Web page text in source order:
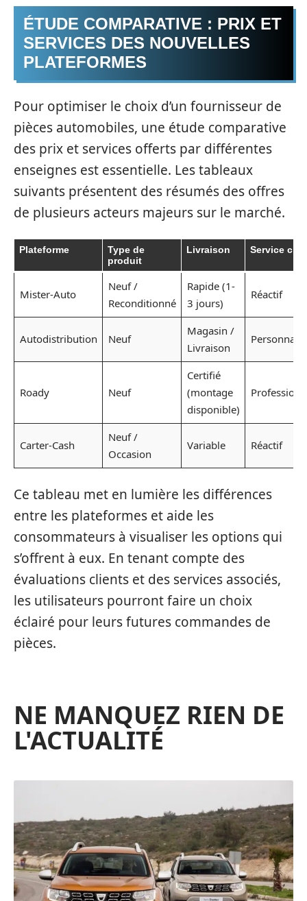
ÉTUDE COMPARATIVE : PRIX ET
SERVICES DES NOUVELLES
PLATEFORMES
Pour optimiser le choix d’un fournisseur de
pièces automobiles, une étude comparative
des prix et services offerts par différentes
enseignes est essentielle. Les tableaux
suivants présentent des résumés des offres
de plusieurs acteurs majeurs sur le marché.
Plateforme
Type de
produit
Livraison Service
Mister-Auto
Neuf /
Reconditionné
Rapide (1-
3 jours)
Réactif
Autodistribution Neuf
Magasin /
Livraison
Roady Neuf
Certifié
(montage
disponible)
Carter-Cash
Neuf /
Occasion
Variable Réactif
Ce tableau met en lumière les différences
entre les plateformes et aide les
consommateurs à visualiser les options qui
s’offrent à eux. En tenant compte des
évaluations clients et des services associés,
les utilisateurs pourront faire un choix
éclairé pour leurs futures commandes de
pièces.
NE MANQUEZ RIEN DE
L'ACTUALITÉ